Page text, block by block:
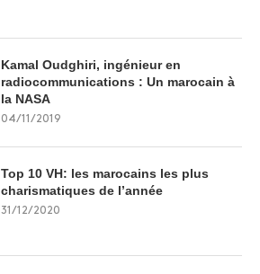
Kamal Oudghiri, ingénieur en
radiocommunications : Un marocain à
la NASA
04/11/2019
Top 10 VH: les marocains les plus
charismatiques de l’année
31/12/2020